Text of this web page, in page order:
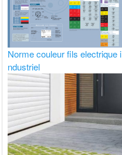
Norme couleur fils electrique i
ndustriel